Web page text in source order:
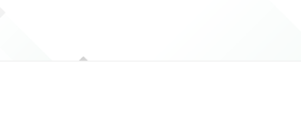
キャッシュフロー